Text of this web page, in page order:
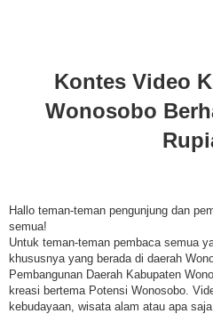
Kontes Video
Wonosobo
Hallo teman-teman pengunjung dan
semua!
Untuk teman-teman pembaca semua
khususnya yang berada di daerah
Pembangunan Daerah Kabupaten
kreasi bertema Potensi Wonosobo.
kebudayaan, wisata alam atau apa